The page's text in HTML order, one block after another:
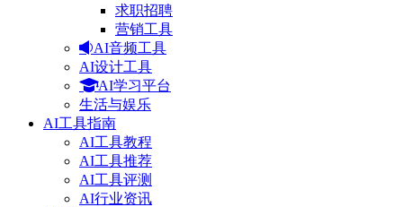
求职招聘
营销工具
AI音频工具
AI设计工具
AI学习平台
生活与娱乐
AI工具指南
AI工具教程
AI工具推荐
AI工具评测
AI行业资讯